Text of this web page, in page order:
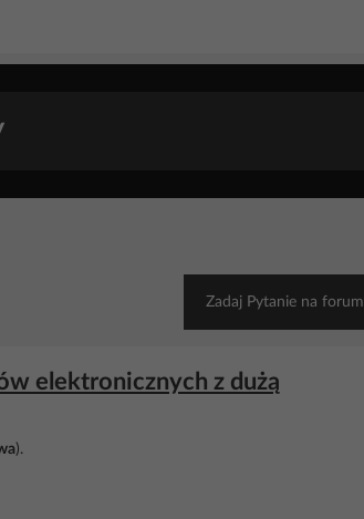
Zadaj Pytanie na forum
elektronicznych z dużą
).